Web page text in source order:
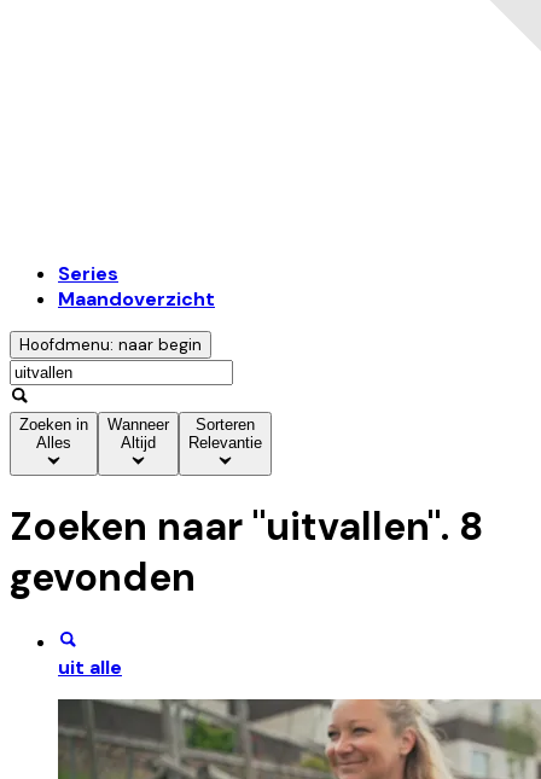
Series
Maandoverzicht
Hoofdmenu: naar begin
Zoeken in
Alles
Wanneer
Altijd
Sorteren
Relevantie
Zoeken naar "uitvallen". 8
gevonden
uit alle